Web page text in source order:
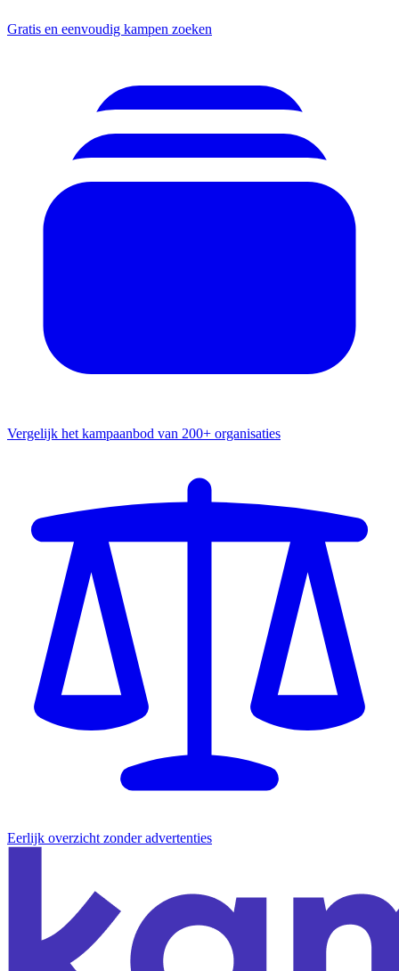
Gratis en eenvoudig kampen zoeken
Vergelijk het kampaanbod van 200+ organisaties
Eerlijk overzicht zonder advertenties